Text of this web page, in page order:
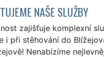
NAŠE SLUŽBY
zajišťuje komplexní
i při stěhování do
Nenabízíme